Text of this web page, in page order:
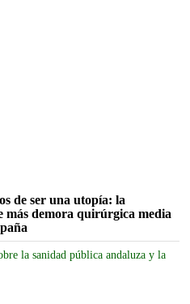
de ser una utopía: la
más demora quirúrgica media